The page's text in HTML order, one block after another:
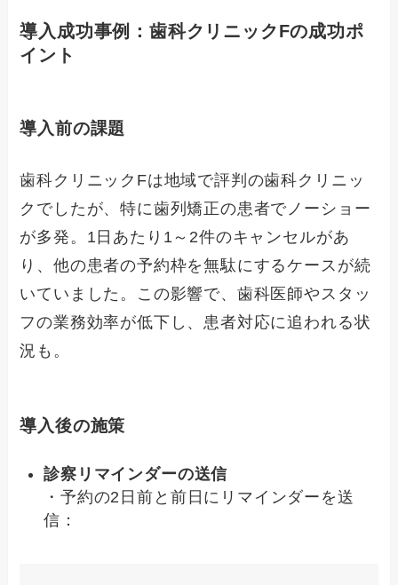
導入成功事例：歯科クリニックFの成功ポ
イント
導入前の課題
歯科クリニックFは地域で評判の歯科クリニッ
クでしたが、特に歯列矯正の患者でノーショー
が多発。1日あたり1～2件のキャンセルがあ
り、他の患者の予約枠を無駄にするケースが続
いていました。この影響で、歯科医師やスタッ
フの業務効率が低下し、患者対応に追われる状
況も。
導入後の施策
診察リマインダーの送信
・予約の2日前と前日にリマインダーを送
信：